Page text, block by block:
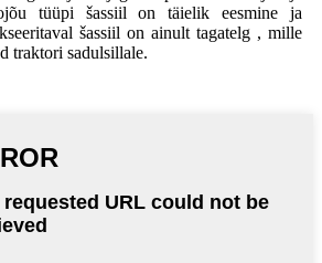
tüüpi šassiil on täielik eesmine ja
šassiil on ainult tagatelg , mille
traktori sadulsillale.